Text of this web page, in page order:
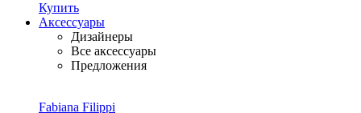
Купить
Аксессуары
Дизайнеры
Все аксессуары
Предложения
Fabiana Filippi